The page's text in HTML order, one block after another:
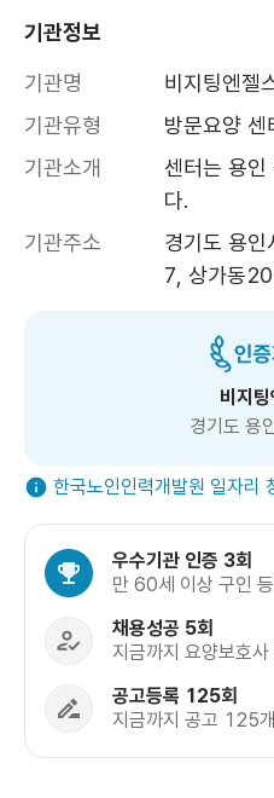
기관정보
기관명
비지팅엔젤
기관유형
방문요양 센
기관소개
센터는 용인
다.
기관주소
경기도 용
7, 상가동
비지
경기도 용
한국노인인력개발원 일자리
우수기관 인증 3회
만 60세 이상 구인
채용성공 5회
지금까지 요양보호
공고등록 125회
지금까지 공고 125